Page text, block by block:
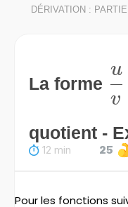
DÉRIVATION :
La forme
v
u
quotient -
12 min 25
Pour les fonctions